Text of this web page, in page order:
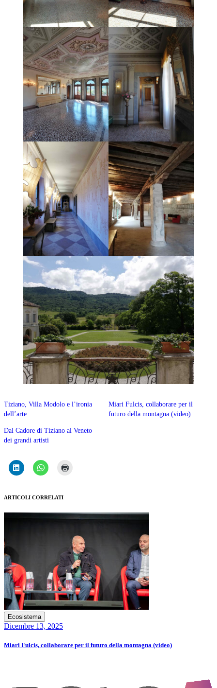
Tiziano, Villa Modolo e l’ironia
dell’arte
Miari Fulcis, collaborare per il
futuro della montagna (video)
Dal Cadore di Tiziano al Veneto
dei grandi artisti
ARTICOLI CORRELATI
Ecosistema
Dicembre 13, 2025
Miari Fulcis, collaborare per il futuro della montagna (video)